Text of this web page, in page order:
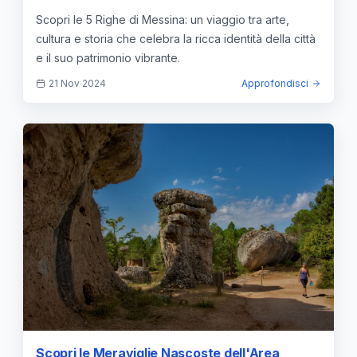
Scopri le 5 Righe di Messina: un viaggio tra arte,
cultura e storia che celebra la ricca identità della città
e il suo patrimonio vibrante.
21 Nov 2024 Approfondisci
Scopri le Meraviglie Nascoste dell'Area